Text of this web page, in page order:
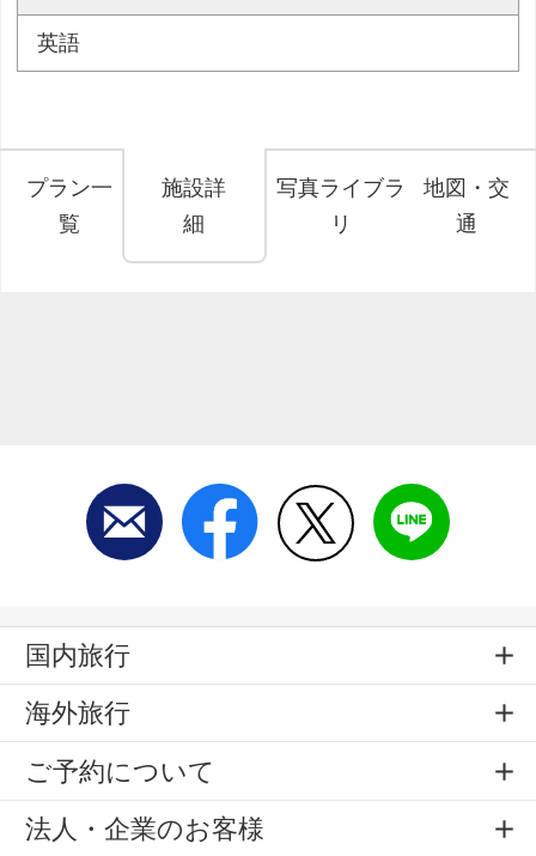
英語
プラン一
覧
施設詳
細
写真ライブラ
リ
地図・交
通
国内旅行
海外旅行
ご予約について
法人・企業のお客様